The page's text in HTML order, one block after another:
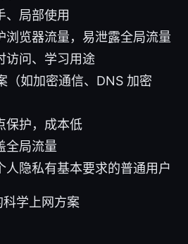
、局部使用
浏览器流量，易泄露全局流量
访问、学习用途
（如加密通信、DNS 加密
保护，成本低
全局流量
人隐私有基本要求的普通用户
学上网方案